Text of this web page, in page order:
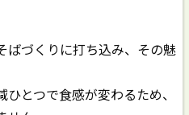
ばづくりに打ち込み、その魅
とつで食感が変わるため、